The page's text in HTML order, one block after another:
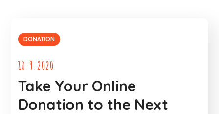
DONATION
10.9.2020
Take Your Online
Donation to the Next